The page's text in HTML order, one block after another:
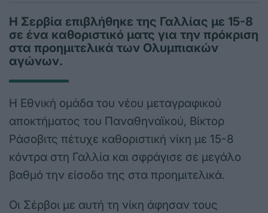
Η Σερβία επιβλήθηκε της Γαλλίας με 15-8
σε ένα καθοριστικό ματς για την πρόκριση
στα προημιτελικά των Ολυμπιακών
αγώνων.
Η Εθνική ομάδα του νέου μεταγραφικού
αποκτήματος του Παναθηναϊκού, Βίκτορ
Ράσοβιτς πέτυχε καθοριστική νίκη με 15-8
κόντρα στη Γαλλία και σφράγισε σε μεγάλο
βαθμό την είσοδο της στα προημιτελικά.
Οι Σέρβοι με αυτή τη νίκη άφησαν τους